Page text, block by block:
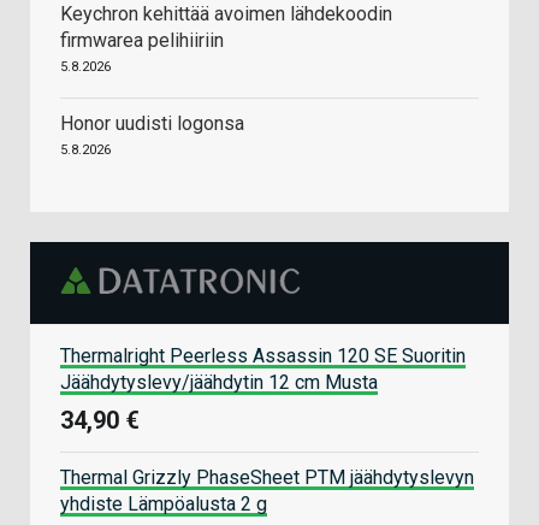
Keychron kehittää avoimen lähdekoodin
firmwarea pelihiiriin
5.8.2026
Honor uudisti logonsa
5.8.2026
Thermalright Peerless Assassin 120 SE Suoritin
Jäähdytyslevy/jäähdytin 12 cm Musta
34,90 €
Thermal Grizzly PhaseSheet PTM jäähdytyslevyn
yhdiste Lämpöalusta 2 g